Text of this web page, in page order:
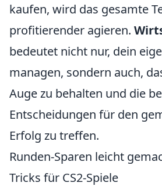
kaufen, wird das gesamte
profitierender agieren.
bedeutet nicht nur, dein
managen, sondern auch,
Auge zu behalten und die
Entscheidungen für den
Erfolg zu treffen.
Runden-Sparen leicht
Tricks für CS2-Spiele